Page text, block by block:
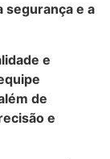
segurança e a
e
de
e